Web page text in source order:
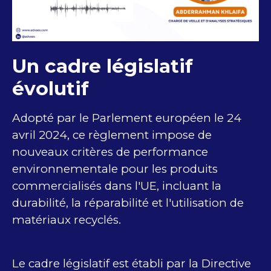
Un cadre législatif
évolutif
Adopté par le Parlement européen le 24
avril 2024, ce règlement impose de
nouveaux critères de performance
environnementale pour les produits
commercialisés dans l'UE, incluant la
durabilité, la réparabilité et l'utilisation de
matériaux recyclés.
Le cadre législatif est établi par la Directive